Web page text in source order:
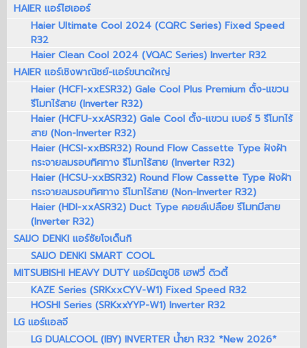
HAIER แอร์ไฮเออร์
Haier Ultimate Cool 2024 (CQRC Series) Fixed Speed
R32
Haier Clean Cool 2024 (VQAC Series) Inverter R32
HAIER แอร์เชิงพาณิชย์-แอร์ขนาดใหญ่
Haier (HCFI-xxESR32) Gale Cool Plus Premium ตั้ง-แขวน
รีโมทไร้สาย (Inverter R32)
Haier (HCFU-xxASR32) Gale Cool ตั้ง-แขวน เบอร์ 5 รีโมทไร้
สาย (Non-Inverter R32)
Haier (HCSI-xxBSR32) Round Flow Cassette Type ฝังฝ้า
กระจายลมรอบทิศทาง รีโมทไร้สาย (Inverter R32)
Haier (HCSU-xxBSR32) Round Flow Cassette Type ฝังฝ้า
กระจายลมรอบทิศทาง รีโมทไร้สาย (Non-Inverter R32)
Haier (HDI-xxASR32) Duct Type คอยล์เปลือย รีโมทมีสาย
(Inverter R32)
SAIJO DENKI แอร์ซัยโจเด็นกิ
SAIJO DENKI SMART COOL
MITSUBISHI HEAVY DUTY แอร์มิตซูบิชิ เฮฟวี่ ดิวตี้
KAZE Series (SRKxxCYV-W1) Fixed Speed R32
HOSHI Series (SRKxxYYP-W1) Inverter R32
LG แอร์แอลจี
LG DUALCOOL (IBY) INVERTER น้ำยา R32 *New 2026*